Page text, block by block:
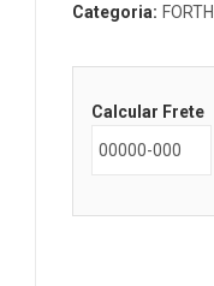
Categoria: FORTH
Calcular Frete